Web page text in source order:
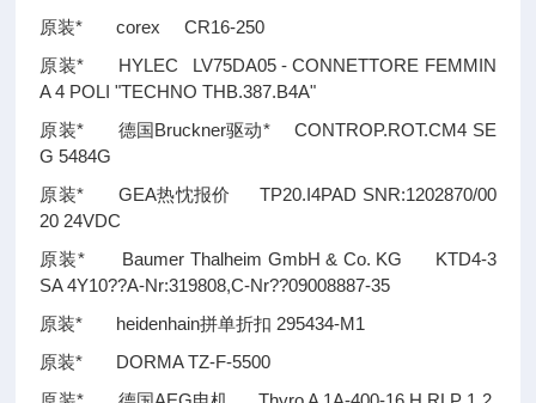
原装* corex CR16-250
原装* HYLEC LV75DA05 - CONNETTORE FEMMIN
A 4 POLI "TECHNO THB.387.B4A"
原装* 德国Bruckner驱动* CONTROP.ROT.CM4 SE
G 5484G
原装* GEA热忱报价 TP20.I4PAD SNR:1202870/00
20 24VDC
原装* Baumer Thalheim GmbH & Co. KG KTD4-3
SA 4Y10??A-Nr:319808,C-Nr??09008887-35
原装* heidenhain拼单折扣 295434-M1
原装* DORMA TZ-F-5500